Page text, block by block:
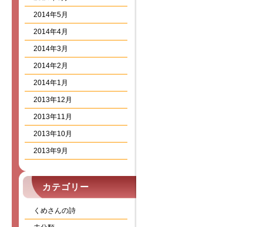
2014年5月
2014年4月
2014年3月
2014年2月
2014年1月
2013年12月
2013年11月
2013年10月
2013年9月
カテゴリー
くめさんの詩